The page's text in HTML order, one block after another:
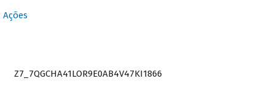
Ações
Z7_7QGCHA41LOR9E0AB4V47KI1866